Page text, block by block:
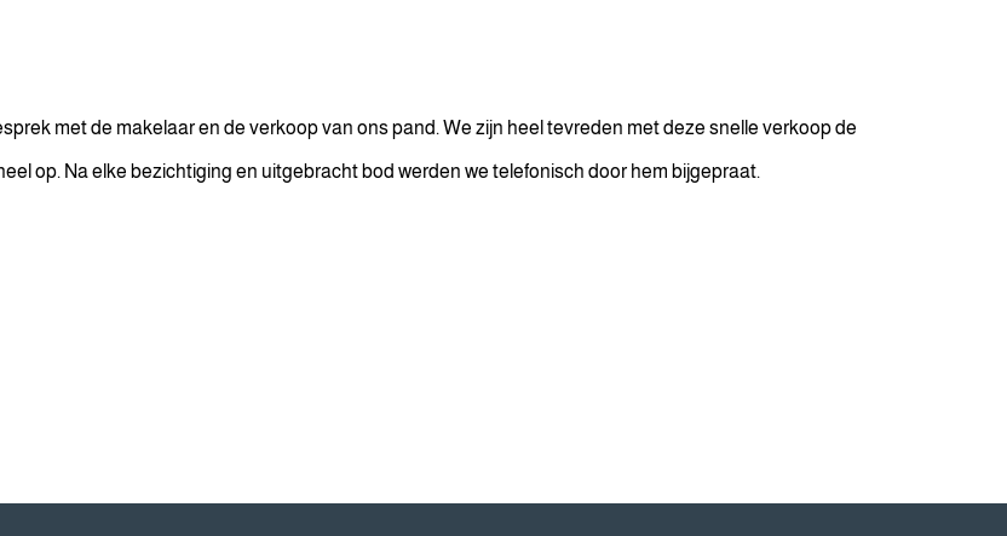
met de makelaar en de verkoop van ons pand. We zijn heel tevreden met deze snelle verkoop de
op. Na elke bezichtiging en uitgebracht bod werden we telefonisch door hem bijgepraat.